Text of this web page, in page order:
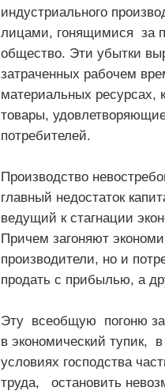
индустриального
лицами, гонящимися за
общество. Эти убытки
затраченных рабочем
материальных
товары,
потребителей.
Производство
главный недостаток
ведущий к стагнации
Причем загоняют
производители, но и
продать с прибылью, а
Эту всеобщую погоню
в экономический тупик,
условиях господства
труда, остановить